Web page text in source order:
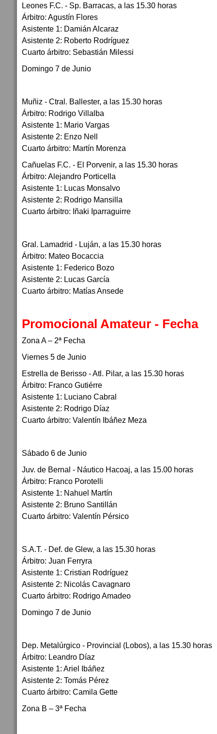
Leones F.C. - Sp. Barracas, a las 15.30 horas
Árbitro: Agustín Flores
Asistente 1: Damián Alcaraz
Asistente 2: Roberto Rodríguez
Cuarto árbitro: Sebastián Milessi
Domingo 7 de Junio
Muñiz - Ctral. Ballester, a las 15.30 horas
Árbitro: Rodrigo Villalba
Asistente 1: Mario Vargas
Asistente 2: Enzo Nell
Cuarto árbitro: Martín Morenza
Cañuelas F.C. - El Porvenir, a las 15.30 horas
Árbitro: Alejandro Porticella
Asistente 1: Lucas Monsalvo
Asistente 2: Rodrigo Mansilla
Cuarto árbitro: Iñaki Iparraguirre
Gral. Lamadrid - Luján, a las 15.30 horas
Árbitro: Mateo Bocaccia
Asistente 1: Federico Bozo
Asistente 2: Lucas García
Cuarto árbitro: Matías Ansede
Promocional Amateur - Fecha
Zona A – 2ª Fecha
Viernes 5 de Junio
Estrella de Berisso - Atl. Pilar, a las 15.30 horas
Árbitro: Franco Gutiérre
Asistente 1: Luciano Cabral
Asistente 2: Rodrigo Díaz
Cuarto árbitro: Valentín Ibáñez Meza
Sábado 6 de Junio
Juv. de Bernal - Náutico Hacoaj, a las 15.00 horas
Árbitro: Franco Porotelli
Asistente 1: Nahuel Martín
Asistente 2: Bruno Santillán
Cuarto árbitro: Valentín Pérsico
S.A.T. - Def. de Glew, a las 15.30 horas
Árbitro: Juan Ferryra
Asistente 1: Cristian Rodríguez
Asistente 2: Nicolás Cavagnaro
Cuarto árbitro: Rodrigo Amadeo
Domingo 7 de Junio
Dep. Metalúrgico - Provincial (Lobos), a las 15.30 horas
Árbitro: Leandro Díaz
Asistente 1: Ariel Ibáñez
Asistente 2: Tomás Pérez
Cuarto árbitro: Camila Gette
Zona B – 3ª Fecha